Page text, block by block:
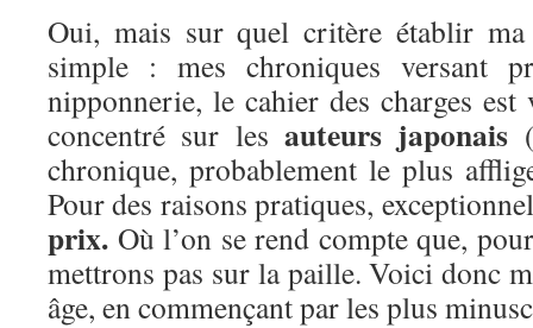
Oui, mais sur quel critère établir ma
simple : mes chroniques versant
nipponnerie, le cahier des charges
concentré sur les auteurs japonais
chronique, probablement le plus
Pour des raisons pratiques,
prix. Où l’on se rend compte que,
mettrons pas sur la paille. Voici donc
âge, en commençant par les plus